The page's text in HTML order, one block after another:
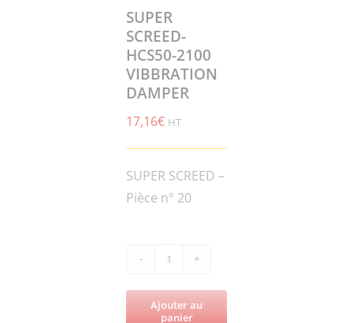
Surfaçage et rectification des sols
SUPER
SCREED-
HCS50-2100
VIBBRATION
DAMPER
17,16€ HT
SUPER SCREED –
Pièce n° 20
quantité
de
SUPER
Ajouter au
panier